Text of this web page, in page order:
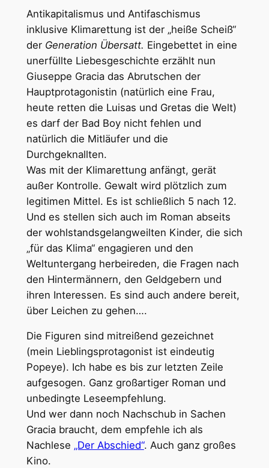
Antikapitalismus und Antifaschismus
inklusive Klimarettung ist der „heiße Scheiß“
der Generation Übersatt. Eingebettet in eine
unerfüllte Liebesgeschichte erzählt nun
Giuseppe Gracia das Abrutschen der
Hauptprotagonistin (natürlich eine Frau,
heute retten die Luisas und Gretas die Welt)
es darf der Bad Boy nicht fehlen und
natürlich die Mitläufer und die
Durchgeknallten.
Was mit der Klimarettung anfängt, gerät
außer Kontrolle. Gewalt wird plötzlich zum
legitimen Mittel. Es ist schließlich 5 nach 12.
Und es stellen sich auch im Roman abseits
der wohlstandsgelangweilten Kinder, die sich
„für das Klima“ engagieren und den
Weltuntergang herbeireden, die Fragen nach
den Hintermännern, den Geldgebern und
ihren Interessen. Es sind auch andere bereit,
über Leichen zu gehen….
Die Figuren sind mitreißend gezeichnet
(mein Lieblingsprotagonist ist eindeutig
Popeye). Ich habe es bis zur letzten Zeile
aufgesogen. Ganz großartiger Roman und
unbedingte Leseempfehlung.
Und wer dann noch Nachschub in Sachen
Gracia braucht, dem empfehle ich als
Nachlese „Der Abschied“. Auch ganz großes
Kino.